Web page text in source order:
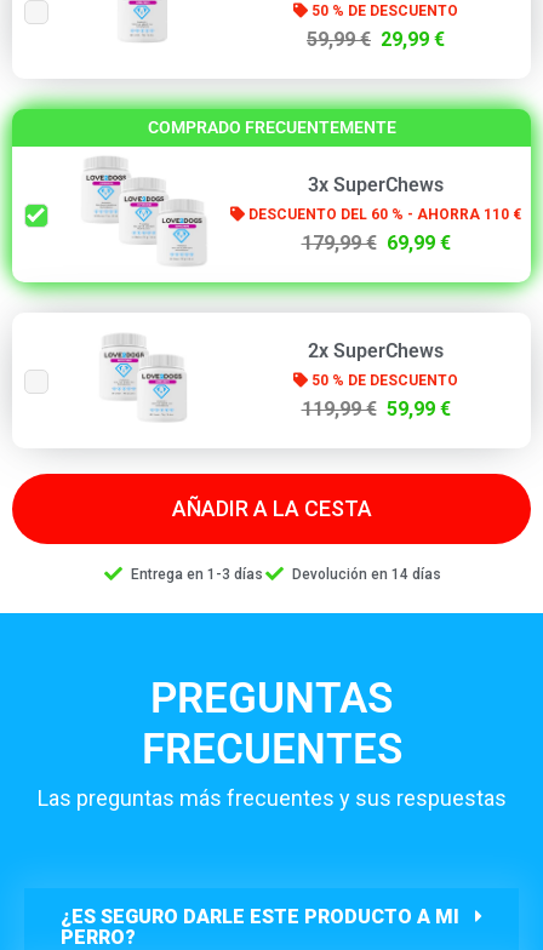
50 % DE DESCUENTO
59,99 € 29,99 €
COMPRADO FRECUENTEMENTE
3x SuperChews
DESCUENTO DEL 60 % - AHORRA 110 €
179,99 € 69,99 €
2x SuperChews
50 % DE DESCUENTO
119,99 € 59,99 €
AÑADIR A LA CESTA
Entrega en 1-3 días Devolución en 14 días
PREGUNTAS
FRECUENTES
Las preguntas más frecuentes y sus respuestas
¿ES SEGURO DARLE ESTE PRODUCTO A MI
PERRO?